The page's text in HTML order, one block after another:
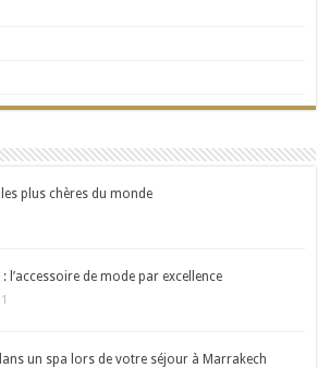
plus chères du monde
l’accessoire de mode par excellence
un spa lors de votre séjour à Marrakech